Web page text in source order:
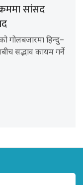
सांसद
गोलबजारमा हिन्दु–
सद्भाव कायम गर्ने